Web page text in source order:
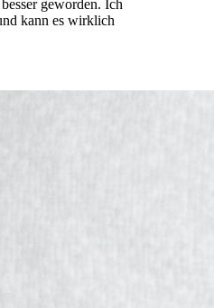
geworden. Ich
kann es wirklich